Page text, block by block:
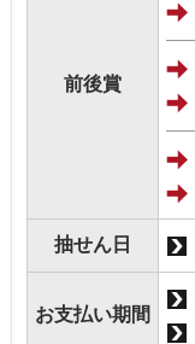
前後賞
抽せん日
お支払い期間